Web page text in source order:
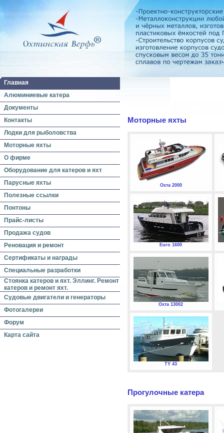
Главная
Алюминиевые катера
Документы
Контакты
Лодки для рыболовства
Моторные яхты
О фирме
Оборудование для катеров и яхт
Парусные яхты
Полезные ссылки
Понтоны
Прайс-листы
Продажа судов
Реновация и ремонт
Сертификаты и награды
Специальные разработки
Стоянка катеров и яхт. Эллинг. Ремонт
катеров и ремонт яхт.
Судовые двигатели и генераторы
Фотогалереи
Форум
Карта сайта
Моторные яхты
Охта 2000
Euro 1600
Охта 13002
TY 43
Прогулочные катера